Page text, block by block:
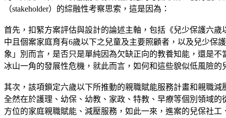
（stakeholder）的綜融性考察思索，這是因為：
首先，扣緊方案評估與設計的論述主軸，包括《兒少保護六
中且個案家庭育有6歲以下之兒童及主要照顧者，以及兒少保
象」別而言，是否只是單純因為欠缺正向的教養知能，還是
冰山一角的發展性危機，就此而言，如何和這些貌似低風險
其次，該項鎖定六歲以下所推動的親職賦能服務計畫和親職
全然在於護理、幼保、幼教、家政、特教、早療等個別領域
方位的家庭親職賦能、減壓服務，如此一來，進案的兒保社